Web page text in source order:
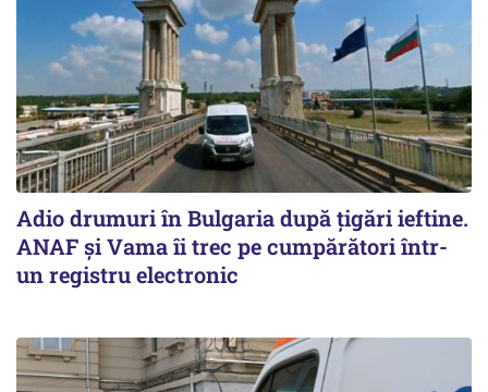
Adio drumuri în Bulgaria după țigări ieftine.
ANAF și Vama îi trec pe cumpărători într-
un registru electronic